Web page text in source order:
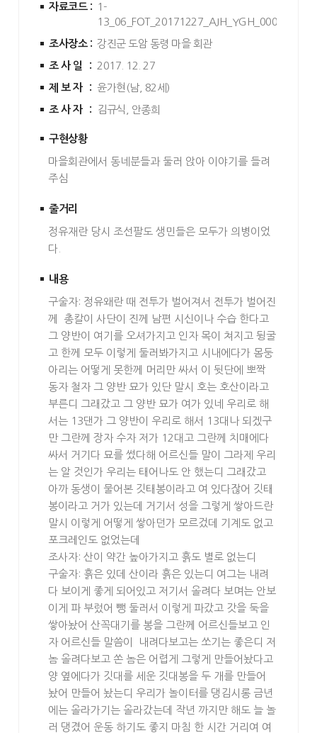
자료코드 : 1-
13_06_FOT_20171227_AJH_YGH_0001
조사장소 : 강진군 도암 동령 마을 회관
조사일 : 2017. 12. 27
제보자 : 윤가현(남, 82세)
조사자 : 김규식, 안종희
구현상황
마을회관에서 동네분들과 둘러 앉아 이야기를 들려
주심
줄거리
정유재란 당시 조선팔도 생민들은 모두가 의병이었
다.
내용
구술자: 정유왜란 때 전투가 벌어져서 전투가 벌어진
께 총칼이 사단이 진께 남편 시신이나 수습 한다고
그 양반이 여기를 오셔가지고 인자 목이 쳐지고 뒹굴
고 한께 모두 이렇게 둘러봐가지고 시내에다가 몸둥
아리는 어떻게 못한께 머리만 싸서 이 뒷단에 뽀짝
동자 철자 그 양반 묘가 있단 말시 호는 호산이라고
부른디 그래갔고 그 양반 묘가 여가 있네 우리로 해
서는 13댄가 그 양반이 우리로 해서 13대나 되겠구
만 그란께 장자 수자 저가 12대고 그란께 치매에다
싸서 거기다 묘를 썼다해 어르신들 말이 그라제 우리
는 알 것인가 우리는 태어나도 안 했는디 그래갔고
아까 동생이 물어본 깃태봉이라고 여 있다잖어 깃태
봉이라고 거가 있는데 거기서 성을 그렇게 쌓아드란
말시 이렇게 어떻게 쌓아던가 모르겄데 기계도 없고
포크레인도 없었는데
조사자: 산이 약간 높아가지고 흙도 별로 없는디
구술자: 흙은 있데 산이라 흙은 있는디 여그는 내려
다 보이게 좋게 되어있고 저기서 올려다 보며는 안보
이게 파 부렀어 뺑 둘러서 이렇게 파갔고 갓을 둑을
쌓아놨어 산꼭대기를 봉을 그란께 어르신들보고 인
자 어르신들 말씀이 내려다보고는 쏘기는 좋은디 저
놈 올려다보고 쏜 놈은 어렵게 그렇게 만들어놨다고
양 옆에다가 깃대를 세운 깃대봉을 두 개를 만들어
놨어 만들어 놨는디 우리가 놀이터를 댕김시롱 금년
에는 올라가기는 올라갔는데 작년 까지만 해도 늘 놀
러 댕겼어 운동 하기도 좋지 마침 한 시간 거리여 여